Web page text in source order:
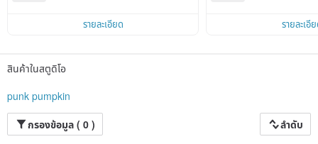
รายละเอียด
รายละเอี
สินค้าในสตูดิโอ
punk pumpkin
กรองข้อมูล ( 0 )
ลำดับ